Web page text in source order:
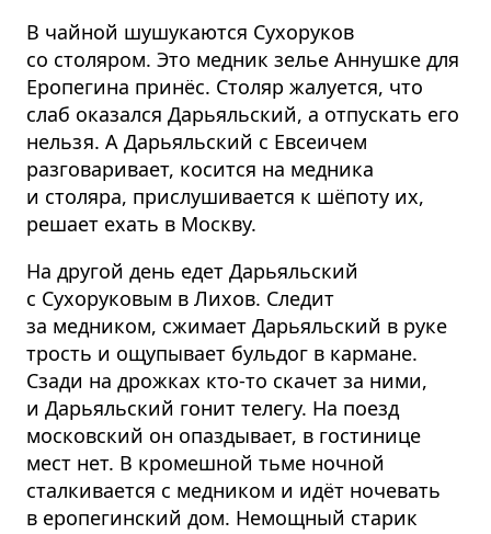
В чайной шушукаются Сухоруков
со столяром. Это медник зелье Аннушке для
Еропегина принёс. Столяр жалуется, что
слаб оказался Дарьяльский, а отпускать его
нельзя. А Дарьяльский с Евсеичем
разговаривает, косится на медника
и столяра, прислушивается к шёпоту их,
решает ехать в Москву.
На другой день едет Дарьяльский
с Сухоруковым в Лихов. Следит
за медником, сжимает Дарьяльский в руке
трость и ощупывает бульдог в кармане.
Сзади на дрожках кто-то скачет за ними,
и Дарьяльский гонит телегу. На поезд
московский он опаздывает, в гостинице
мест нет. В кромешной тьме ночной
сталкивается с медником и идёт ночевать
в еропегинский дом. Немощный старик